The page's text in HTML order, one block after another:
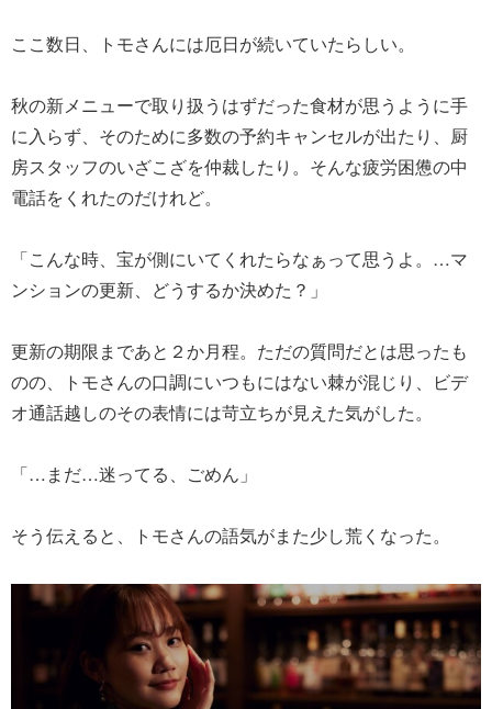
ここ数日、トモさんには厄日が続いていたらしい。
秋の新メニューで取り扱うはずだった食材が思うように手
に入らず、そのために多数の予約キャンセルが出たり、厨
房スタッフのいざこざを仲裁したり。そんな疲労困憊の中
電話をくれたのだけれど。
「こんな時、宝が側にいてくれたらなぁって思うよ。…マ
ンションの更新、どうするか決めた？」
更新の期限まであと２か月程。ただの質問だとは思ったも
のの、トモさんの口調にいつもにはない棘が混じり、ビデ
オ通話越しのその表情には苛立ちが見えた気がした。
「…まだ…迷ってる、ごめん」
そう伝えると、トモさんの語気がまた少し荒くなった。